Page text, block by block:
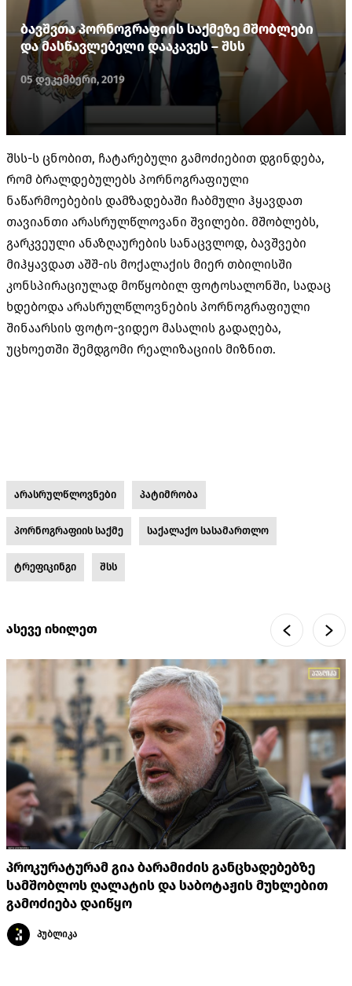
ბავშვთა პორნოგრაფიის საქმეზე მშობლები
და მასწავლებელი დააკავეს – შსს
05 დეკემბერი, 2019
შსს-ს ცნობით, ჩატარებული გამოძიებით დგინდება,
რომ ბრალდებულებს პორნოგრაფიული
ნაწარმოებების დამზადებაში ჩაბმული ჰყავდათ
თავიანთი არასრულწლოვანი შვილები. მშობლებს,
გარკვეული ანაზღაურების სანაცვლოდ, ბავშვები
მიჰყავდათ აშშ-ის მოქალაქის მიერ თბილისში
კონსპირაციულად მოწყობილ ფოტოსალონში, სადაც
ხდებოდა არასრულწლოვნების პორნოგრაფიული
შინაარსის ფოტო-ვიდეო მასალის გადაღება,
უცხოეთში შემდგომი რეალიზაციის მიზნით.
არასრულწლოვნები პატიმრობა
პორნოგრაფიის საქმე საქალაქო სასამართლო
ტრეფიკინგი შსს
ასევე იხილეთ
პროკურატურამ გია ბარამიძის განცხადებებზე
სამშობლოს ღალატის და საბოტაჟის მუხლებით
გამოძიება დაიწყო
პუბლიკა